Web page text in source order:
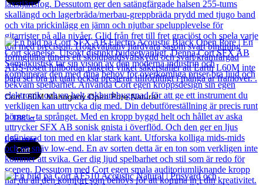
Cort L60M Mahogany Open Pore Natural
2 188kr
Läs mer
Cort